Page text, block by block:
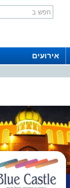
אירועים